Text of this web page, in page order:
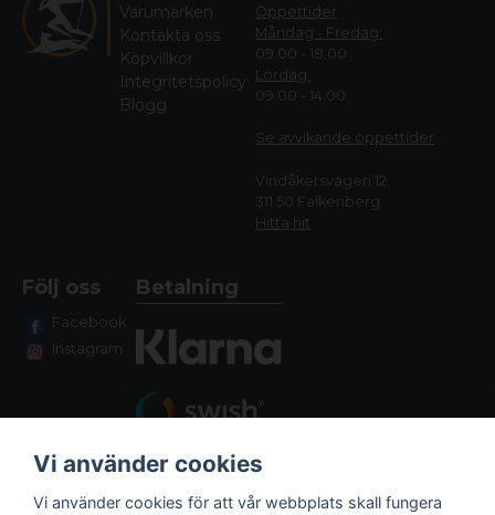
Varumärken
Kontakta oss
Köpvillkor
Integritetspolicy
Blogg
Öppettider
Måndag - Fredag:
09.00 - 18.00
Lördag:
09.00 - 14.00
Se avvikande öppettider
Vindåkersvägen 12,
311 50 Falkenberg
Hitta hit
Följ oss
Facebook
Instagram
Betalning
Vi använder cookies
Vi använder cookies för att vår webbplats skall fungera